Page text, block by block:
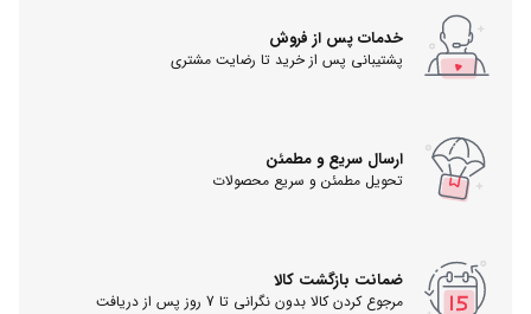
خدمات پس از فروش
پشتیبانی پس از خرید تا رضایت مشتری
ارسال سریع و مطمئن
تحویل مطمئن و سریع محصولات
ضمانت بازگشت کالا
مرجوع کردن کالا بدون نگرانی تا 7 روز پس از دریافت